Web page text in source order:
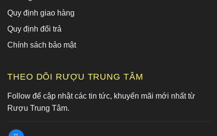
Quy định giao hàng
Quy định đổi trả
Chính sách bảo mật
THEO DÕI RƯỢU TRUNG TÂM
Follow để cập nhật các tin tức, khuyến mãi mới nhất từ
Rượu Trung Tâm.